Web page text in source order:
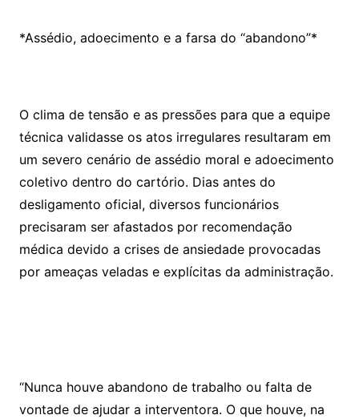
*Assédio, adoecimento e a farsa do “abandono”*
O clima de tensão e as pressões para que a equipe
técnica validasse os atos irregulares resultaram em
um severo cenário de assédio moral e adoecimento
coletivo dentro do cartório. Dias antes do
desligamento oficial, diversos funcionários
precisaram ser afastados por recomendação
médica devido a crises de ansiedade provocadas
por ameaças veladas e explícitas da administração.
“Nunca houve abandono de trabalho ou falta de
vontade de ajudar a interventora. O que houve, na